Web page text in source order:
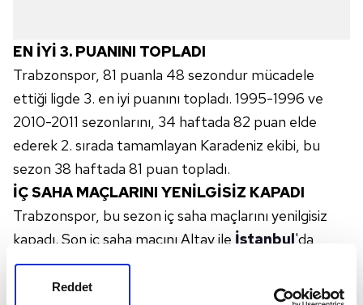
Reddet
EN İYİ 3. PUANINI TOPLADI
Trabzonspor, 81 puanla 48 sezondur mücadele
ettiği ligde 3. en iyi puanını topladı. 1995-1996 ve
2010-2011 sezonlarını, 34 haftada 82 puan elde
ederek 2. sırada tamamlayan Karadeniz ekibi, bu
sezon 38 haftada 81 puan topladı.
İÇ SAHA MAÇLARINI YENİLGİSİZ KAPADI
Trabzonspor, bu sezon iç saha maçlarını yenilgisiz
kapadı. Son iç saha maçını Altay ile İstanbul'da
oynayan bordo-mavililer, söz konusu 19 maçta 12
galibiyet, 7 beraberlik ile 43 puan elde etti.